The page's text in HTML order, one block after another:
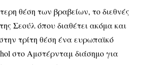
θέση των βραβείων, το διεθνές
Σεούλ όπου διαθέτει ακόμα και
τρίτη θέση ένα ευρωπαϊκό
στο Αμστέρνταμ διάσημο για